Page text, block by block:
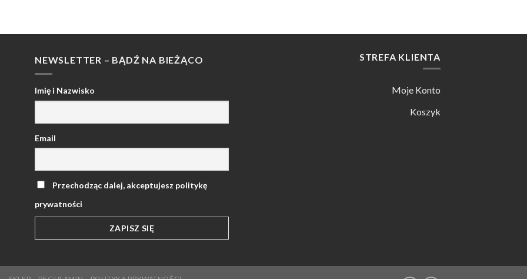
NEWSLETTER – BĄDŹ NA BIEŻĄCO
Imię i Nazwisko
Email
Przechodząc dalej, akceptujesz politykę
prywatności
STREFA KLIENTA
Moje Konto
Koszyk